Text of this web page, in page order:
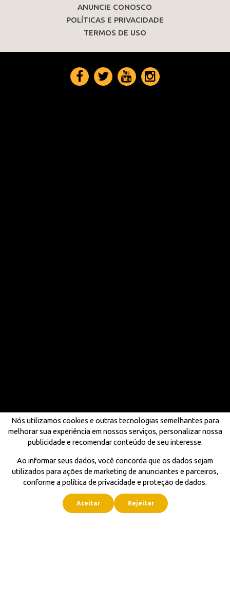
ANUNCIE CONOSCO
POLÍTICAS E PRIVACIDADE
TERMOS DE USO
Nós utilizamos cookies e outras tecnologias semelhantes para
melhorar sua experiência em nossos serviços, personalizar nossa
publicidade e recomendar conteúdo de seu interesse.
Ao informar seus dados, você concorda que os dados sejam
utilizados para ações de marketing de anunciantes e parceiros,
conforme a política de privacidade e proteção de dados.
Aceitar Rejeitar